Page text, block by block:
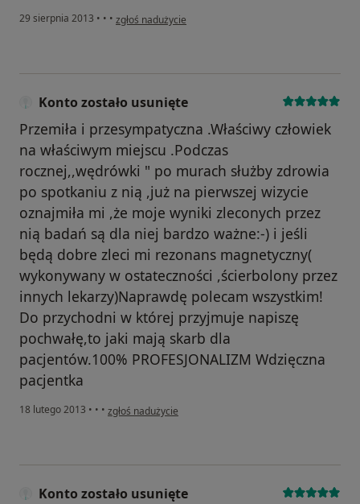
29 sierpnia 2013 • • • w opinii użytkownika Konto zostało usunięte
zgłoś nadużycie
Konto zostało usunięte
Przemiła i przesympatyczna .Właściwy człowiek
na właściwym miejscu .Podczas
rocznej,,wędrówki " po murach służby zdrowia
po spotkaniu z nią ,już na pierwszej wizycie
oznajmiła mi ,że moje wyniki zleconych przez
nią badań są dla niej bardzo ważne:-) i jeśli
będą dobre zleci mi rezonans magnetyczny(
wykonywany w ostateczności ,ścierbolony przez
innych lekarzy)Naprawdę polecam wszystkim!
Do przychodni w której przyjmuje napiszę
pochwałę,to jaki mają skarb dla
pacjentów.100% PROFESJONALIZM Wdzięczna
pacjentka
18 lutego 2013 • • • w opinii użytkownika Konto zostało usunięte
zgłoś nadużycie
Konto zostało usunięte